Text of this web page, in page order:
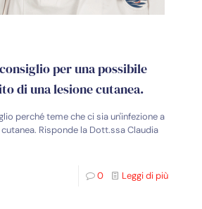
per una possibile
di una lesione cutanea.
perché teme che ci sia un'infezione a
Risponde la Dott.ssa Claudia
0 Leggi di più